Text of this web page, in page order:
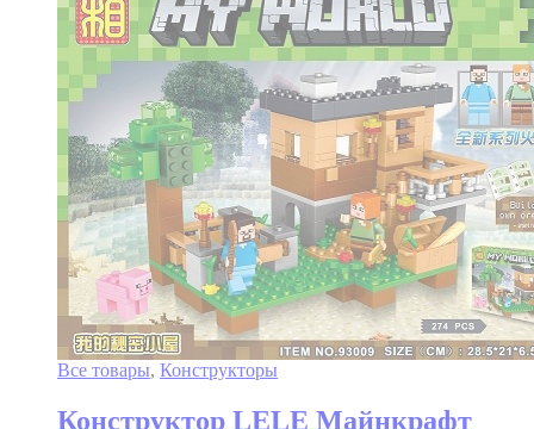
Все товары, Конструкторы
Конструктор LELE Майнкрафт